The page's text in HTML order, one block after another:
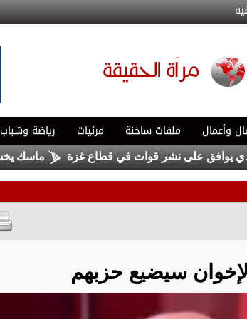
وأعمال ملفات ساخنة مرئيات رياضة وشباب
على نشر قوات في قطاع غزة ماسك يخسر 756.3 مليار دولار .. ولا يزال الأغنى في العالم
سيضيع حزبهم